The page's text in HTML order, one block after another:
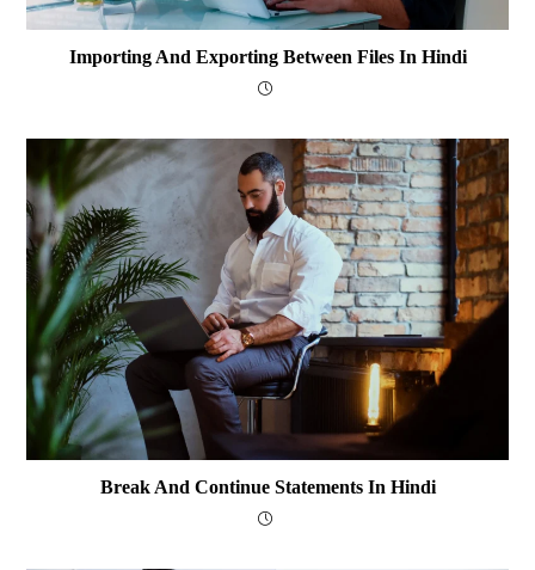
Importing And Exporting Between Files In Hindi
Break And Continue Statements In Hindi